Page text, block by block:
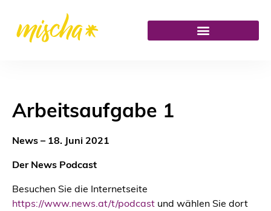
Arbeitsaufgabe 1
News – 18. Juni 2021
Der News Podcast
Besuchen Sie die Internetseite
https://www.news.at/t/podcast und wählen Sie dort